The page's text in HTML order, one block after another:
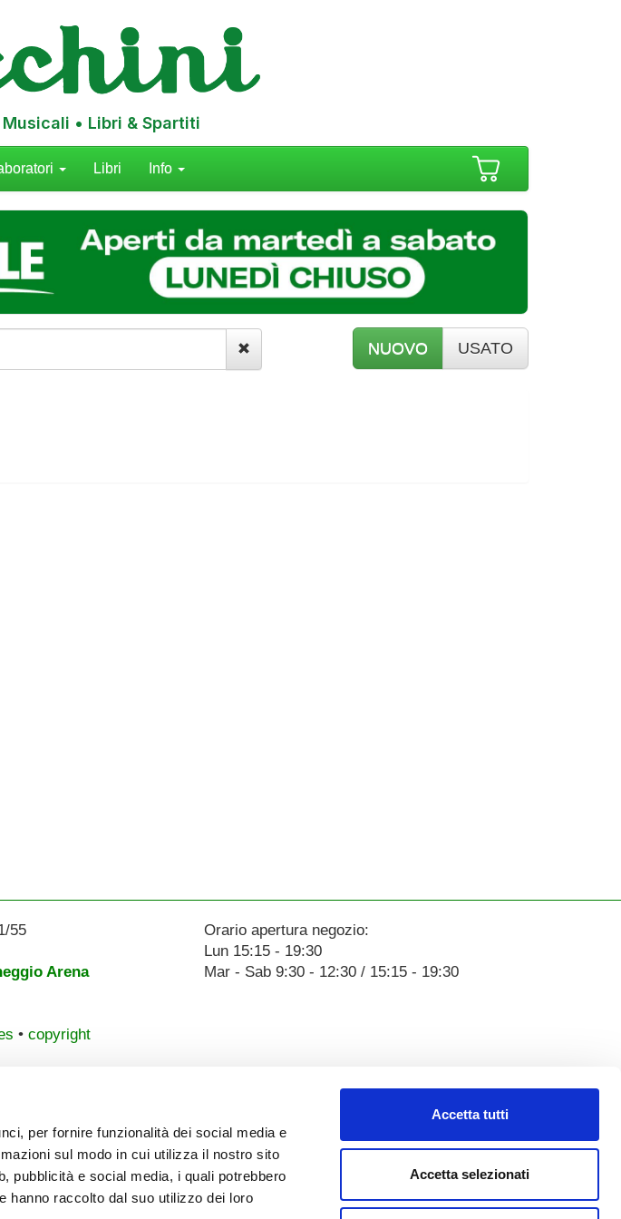
per fornire funzionalità dei social media e
sul modo in cui utilizza il nostro sito
pubblicità e social media, i quali potrebbero
hanno raccolto dal suo utilizzo dei loro
Accetta tutti
Accetta selezionati
• Libri & Spartiti
Libri Info
NUOVO USATO
55
Arena
• copyright
Orario apertura negozio:
Lun 15:15 - 19:30
Mar - Sab 9:30 - 12:30 / 15:15 - 19:30